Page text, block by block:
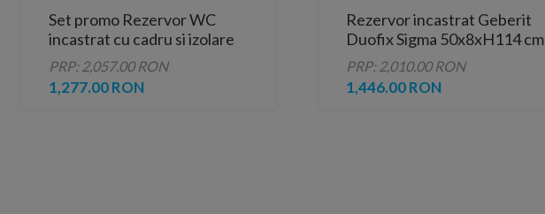
Set promo Rezervor WC
incastrat cu cadru si izolare
fonica, Geberit Duofix
Sigma, 12 cm
PRP: 2,057.00 RON
1,277.00 RON
Rezervor incastrat Geberit
Duofix Sigma 50x8xH114 cm
PRP: 2,010.00 RON
1,446.00 RON